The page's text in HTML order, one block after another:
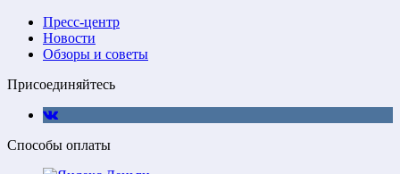
Пресс-центр
Новости
Обзоры и советы
Присоединяйтесь
Способы оплаты